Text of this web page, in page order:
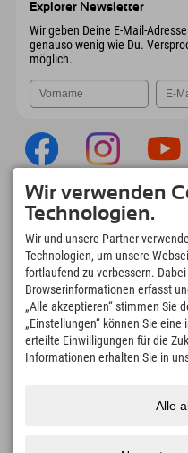
Explorer Newsletter
Wir geben Deine E-Mail-
genauso wenig wie Du.
möglich.
Explorer App
Upload Deiner
Explorer To Go mit
Bucketlist, Restaurantübersicht
downloaden!
Zeit für Explorer Moments
166
Bergseen und
Wir verwenden
Technologien.
Wir und unsere Partner
Technologien, um unsere
fortlaufend zu verbessern.
Browserinformationen erfasst
„Alle akzeptieren“ stimmen Sie
„Einstellungen“ können Sie
erteilte Einwilligungen für die
Informationen erhalten Sie in
Alle